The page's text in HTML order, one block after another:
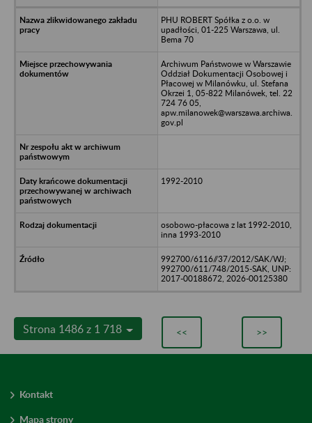
PHU ROBERT Spółka z o.o. w
upadłości, 01-225 Warszawa, ul.
Bema 70
Archiwum Państwowe w Warszawie
Oddział Dokumentacji Osobowej i
Płacowej w Milanówku, ul. Stefana
Okrzei 1, 05-822 Milanówek, tel. 22
724 76 05,
apw.milanowek@warszawa.archiwa.
gov.pl
1992-2010
osobowo-płacowa z lat 1992-2010,
inna 1993-2010
992700/6116//37/2012/SAK/WJ;
992700/611/748/2015-SAK, UNP:
2017-00188672, 2026-00125380
Strona 1486 z 1 718 << >>
Kontakt
Mapa strony